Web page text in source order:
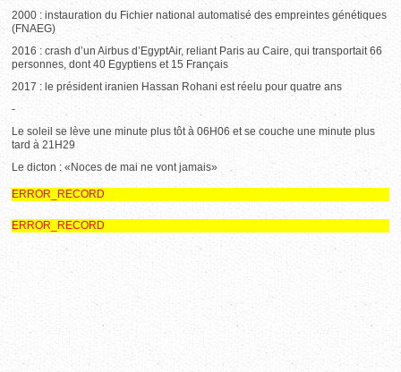
2000 : instauration du Fichier national automatisé des empreintes génétiques
(FNAEG)
2016 : crash d’un Airbus d’EgyptAir, reliant Paris au Caire, qui transportait 66
personnes, dont 40 Egyptiens et 15 Français
2017 : le président iranien Hassan Rohani est réelu pour quatre ans
-
Le soleil se lève une minute plus tôt à 06H06 et se couche une minute plus
tard à 21H29
Le dicton : «Noces de mai ne vont jamais»
ERROR_RECORD
ERROR_RECORD